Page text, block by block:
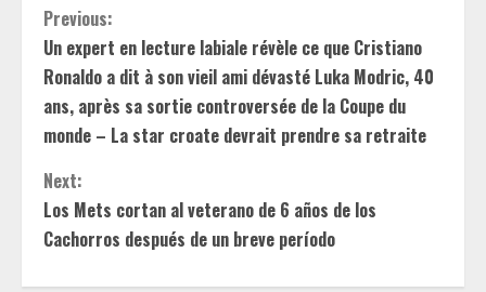
C
o
n
t
i
n
Previous:
Un expert en lecture labiale révèle ce que Cristiano
Ronaldo a dit à son vieil ami dévasté Luka Modric, 40
ans, après sa sortie controversée de la Coupe du
monde – La star croate devrait prendre sa retraite
Next:
Los Mets cortan al veterano de 6 años de los
Cachorros después de un breve período